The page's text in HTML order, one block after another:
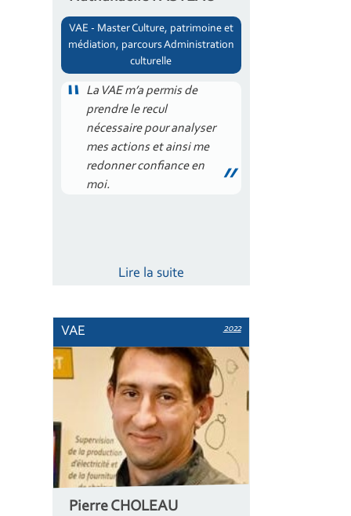
VAE - Master Culture, patrimoine et
médiation, parcours Administration
culturelle
La VAE m’a permis de
prendre le recul
nécessaire pour analyser
mes actions et ainsi me
redonner confiance en
moi.
Lire la suite
VAE 2022
Pierre CHOLEAU